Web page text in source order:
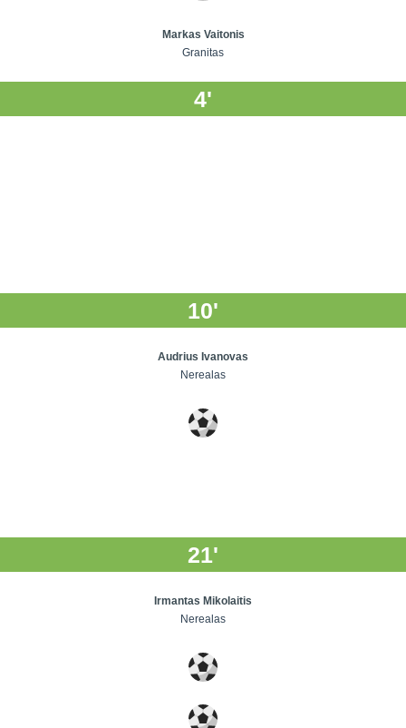
Markas Vaitonis
Granitas
4'
10'
Audrius Ivanovas
Nerealas
21'
Irmantas Mikolaitis
Nerealas